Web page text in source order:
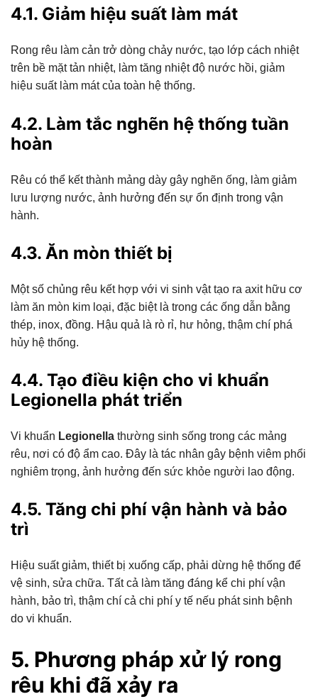
4.1. Giảm hiệu suất làm mát
Rong rêu làm cản trở dòng chảy nước, tạo lớp cách nhiệt
trên bề mặt tản nhiệt, làm tăng nhiệt độ nước hồi, giảm
hiệu suất làm mát của toàn hệ thống.
4.2. Làm tắc nghẽn hệ thống tuần
hoàn
Rêu có thể kết thành mảng dày gây nghẽn ống, làm giảm
lưu lượng nước, ảnh hưởng đến sự ổn định trong vận
hành.
4.3. Ăn mòn thiết bị
Một số chủng rêu kết hợp với vi sinh vật tạo ra axit hữu cơ
làm ăn mòn kim loại, đặc biệt là trong các ống dẫn bằng
thép, inox, đồng. Hậu quả là rò rỉ, hư hỏng, thậm chí phá
hủy hệ thống.
4.4. Tạo điều kiện cho vi khuẩn
Legionella phát triển
Vi khuẩn Legionella thường sinh sống trong các mảng
rêu, nơi có độ ẩm cao. Đây là tác nhân gây bệnh viêm phổi
nghiêm trọng, ảnh hưởng đến sức khỏe người lao động.
4.5. Tăng chi phí vận hành và bảo
trì
Hiệu suất giảm, thiết bị xuống cấp, phải dừng hệ thống để
vệ sinh, sửa chữa. Tất cả làm tăng đáng kể chi phí vận
hành, bảo trì, thậm chí cả chi phí y tế nếu phát sinh bệnh
do vi khuẩn.
5. Phương pháp xử lý rong
rêu khi đã xảy ra